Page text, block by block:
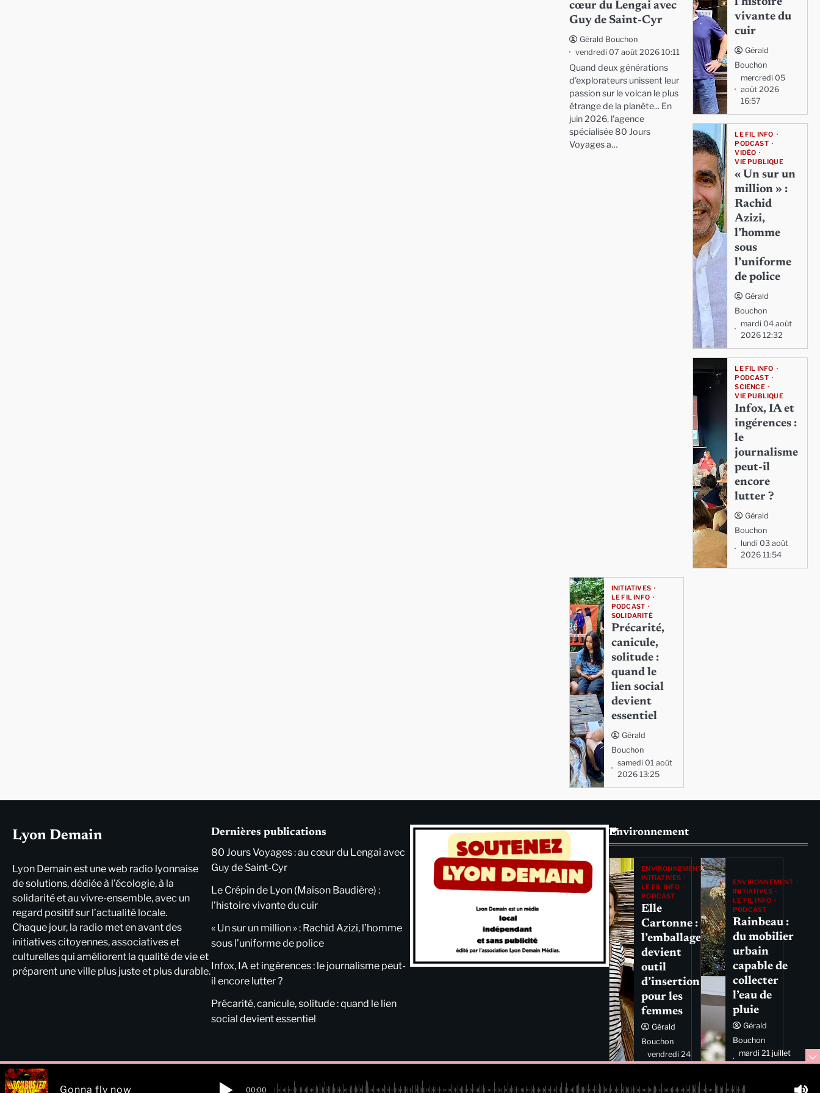
cœur du Lengai avec
Guy de Saint-Cyr
Gérald Bouchon
vendredi 07 août 2026 10:11
Quand deux générations
d'explorateurs unissent leur
passion sur le volcan le plus
étrange de la planète... En
juin 2026, l'agence
spécialisée 80 Jours
Voyages a…
vivante du
cuir
Gérald
Bouchon
mercredi 05
août 2026
16:57
LE FIL INFO
PODCAST
VIDÉO
VIE PUBLIQUE
« Un sur un
million » :
Rachid
Azizi,
l’homme
sous
l’uniforme
de police
Gérald
Bouchon
mardi 04 août
2026 12:32
LE FIL INFO
PODCAST
SCIENCE
VIE PUBLIQUE
Infox, IA et
ingérences :
le
journalisme
peut-il
encore
lutter ?
Gérald
Bouchon
lundi 03 août
2026 11:54
INITIATIVES
LE FIL INFO
PODCAST
SOLIDARITÉ
Précarité,
canicule,
solitude :
quand le
lien social
devient
essentiel
Gérald
Bouchon
samedi 01 août
2026 13:25
Lyon Demain
Lyon Demain est une web radio lyonnaise
de solutions, dédiée à l’écologie, à la
solidarité et au vivre-ensemble, avec un
regard positif sur l’actualité locale.
Chaque jour, la radio met en avant des
initiatives citoyennes, associatives et
culturelles qui améliorent la qualité de vie et
préparent une ville plus juste et plus durable.
Dernières publications
80 Jours Voyages : au cœur du Lengai avec
Guy de Saint-Cyr
Le Crépin de Lyon (Maison Baudière) :
l’histoire vivante du cuir
« Un sur un million » : Rachid Azizi, l’homme
sous l’uniforme de police
Infox, IA et ingérences : le journalisme peut-
il encore lutter ?
Précarité, canicule, solitude : quand le lien
social devient essentiel
Environnement
ENVIRONNEMENT
INITIATIVES
LE FIL INFO
PODCAST
Elle
Cartonne :
l’emballage
devient
outil
d’insertion
pour les
femmes
Gérald
Bouchon
vendredi 24
juillet 2026
ENVIRONNEMENT
INITIATIVES
LE FIL INFO
PODCAST
Rainbeau :
du mobilier
urbain
capable de
collecter
l’eau de
pluie
Gérald
Bouchon
mardi 21 juillet
2026 11:44
Gonna fly now 00:00